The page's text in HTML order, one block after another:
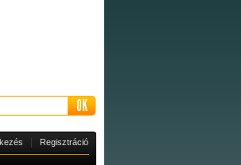
Regisztráció